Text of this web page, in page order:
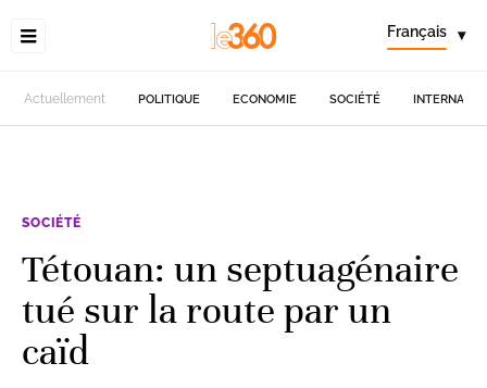
Français ▾
Actuellement POLITIQUE ECONOMIE SOCIÉTÉ
SOCIÉTÉ
Tétouan: un septuagénaire
tué sur la route par un
caïd